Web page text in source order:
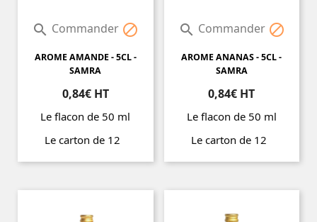
 Commander 
AROME AMANDE - 5CL -
SAMRA
0,84€ HT
Le flacon de 50 ml
Le carton de 12
Prix
 Commander 
AROME ANANAS - 5CL -
SAMRA
0,84€ HT
Le flacon de 50 ml
Le carton de 12
Prix